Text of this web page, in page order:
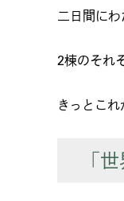
二日間に
2棟のそれ
きっとこ
「